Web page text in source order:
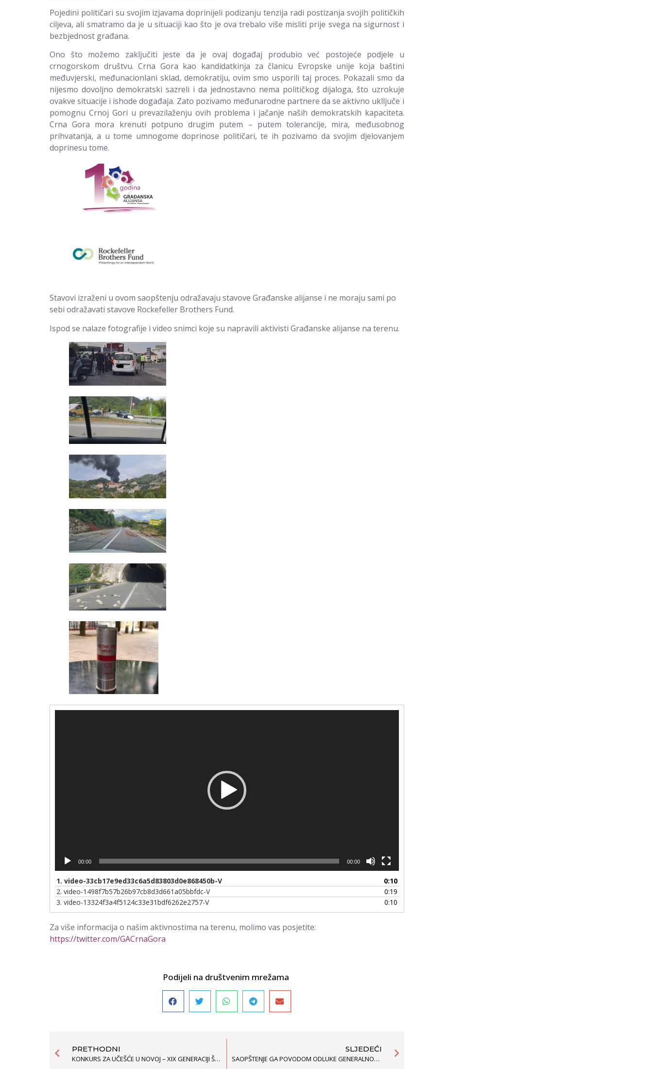
Pojedini političari su svojim izjavama doprinijeli podizanju tenzija radi postizanja svojih političkih
ciljeva, ali smatramo da je u situaciji kao što je ova trebalo više misliti prije svega na sigurnost i
bezbjednost građana.
Ono što možemo zaključiti jeste da je ovaj događaj produbio već postojeće podjele u
crnogorskom društvu. Crna Gora kao kandidatkinja za članicu Evropske unije koja baštini
međuvjerski, međunacionlani sklad, demokratiju, ovim smo usporili taj proces. Pokazali smo da
nijesmo dovoljno demokratski sazreli i da jednostavno nema političkog dijaloga, što uzrokuje
ovakve situacije i ishode događaja. Zato pozivamo međunarodne partnere da se aktivno uklljuče i
pomognu Crnoj Gori u prevazilaženju ovih problema i jačanje naših demokratskih kapaciteta.
Crna Gora mora krenuti potpuno drugim putem – putem tolerancije, mira, međusobnog
prihvatanja, a u tome umnogome doprinose političari, te ih pozivamo da svojim djelovanjem
doprinesu tome.
Stavovi izraženi u ovom saopštenju odražavaju stavove Građanske alijanse i ne moraju sami po
sebi odražavati stavove Rockefeller Brothers Fund.
Ispod se nalaze fotografije i video snimci koje su napravili aktivisti Građanske alijanse na terenu.
00:00 00:00
1. video-33cb17e9ed33c6a5d83803d0e868450b-V
0:10
2. video-1498f7b57b26b97cb8d3d661a05bbfdc-V
0:19
3. video-13324f3a4f5124c33e31bdf6262e2757-V 0:10
Za više informacija o našim aktivnostima na terenu, molimo vas posjetite:
https://twitter.com/GACrnaGora
Podijeli na društvenim mrežama
PRETHODNI
KONKURS ZA UČEŠĆE U NOVOJ – XIX GENERACIJI ŠKOLE POLITIČKIH STUDIJA
SLJEDEĆI
SAOPŠTENJE GA POVODOM ODLUKE GENERALNOG SEKRETARIJATA VLADE O PRESTANKU RADNOG ODNOSA NJENOG SLUŽBENIKA